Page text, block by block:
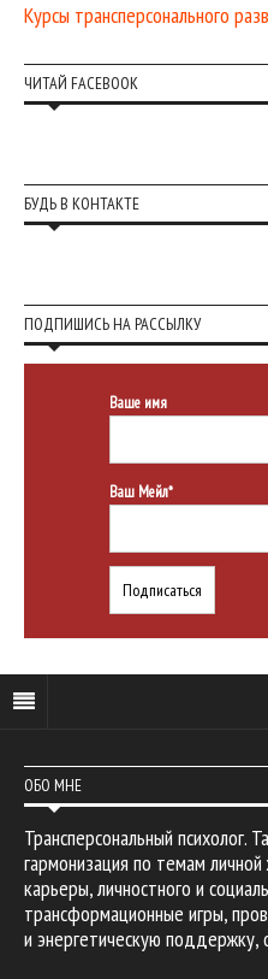
Курсы трансперсонального
ЧИТАЙ FACEBOOK
БУДЬ В КОНТАКТЕ
ПОДПИШИСЬ НА РАССЫЛКУ
Ваше имя
Ваш Мейл*
ОБО МНЕ
Трансперсональный психолог.
гармонизация по темам
карьеры, личностного и
трансформационные игры,
и энергетическую поддержку,